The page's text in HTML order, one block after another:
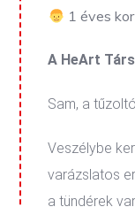
1 éves
A HeArt
Sam, a
Veszélybe
varázslatos
a tündérek